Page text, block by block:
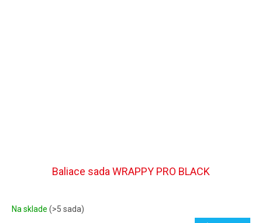
Baliace sada WRAPPY PRO BLACK
Na sklade (>5 sada)